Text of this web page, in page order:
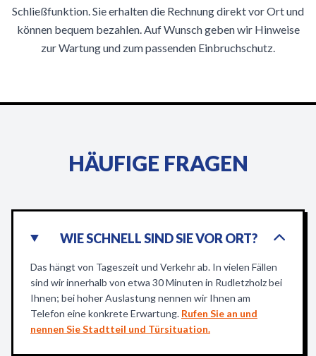
Schließfunktion. Sie erhalten die Rechnung direkt vor Ort und
können bequem bezahlen. Auf Wunsch geben wir Hinweise
zur Wartung und zum passenden Einbruchschutz.
HÄUFIGE FRAGEN
WIE SCHNELL SIND SIE VOR ORT?
Das hängt von Tageszeit und Verkehr ab. In vielen Fällen
sind wir innerhalb von etwa 30 Minuten in Rudletzholz bei
Ihnen; bei hoher Auslastung nennen wir Ihnen am
Telefon eine konkrete Erwartung. Rufen Sie an und
nennen Sie Stadtteil und Türsituation.